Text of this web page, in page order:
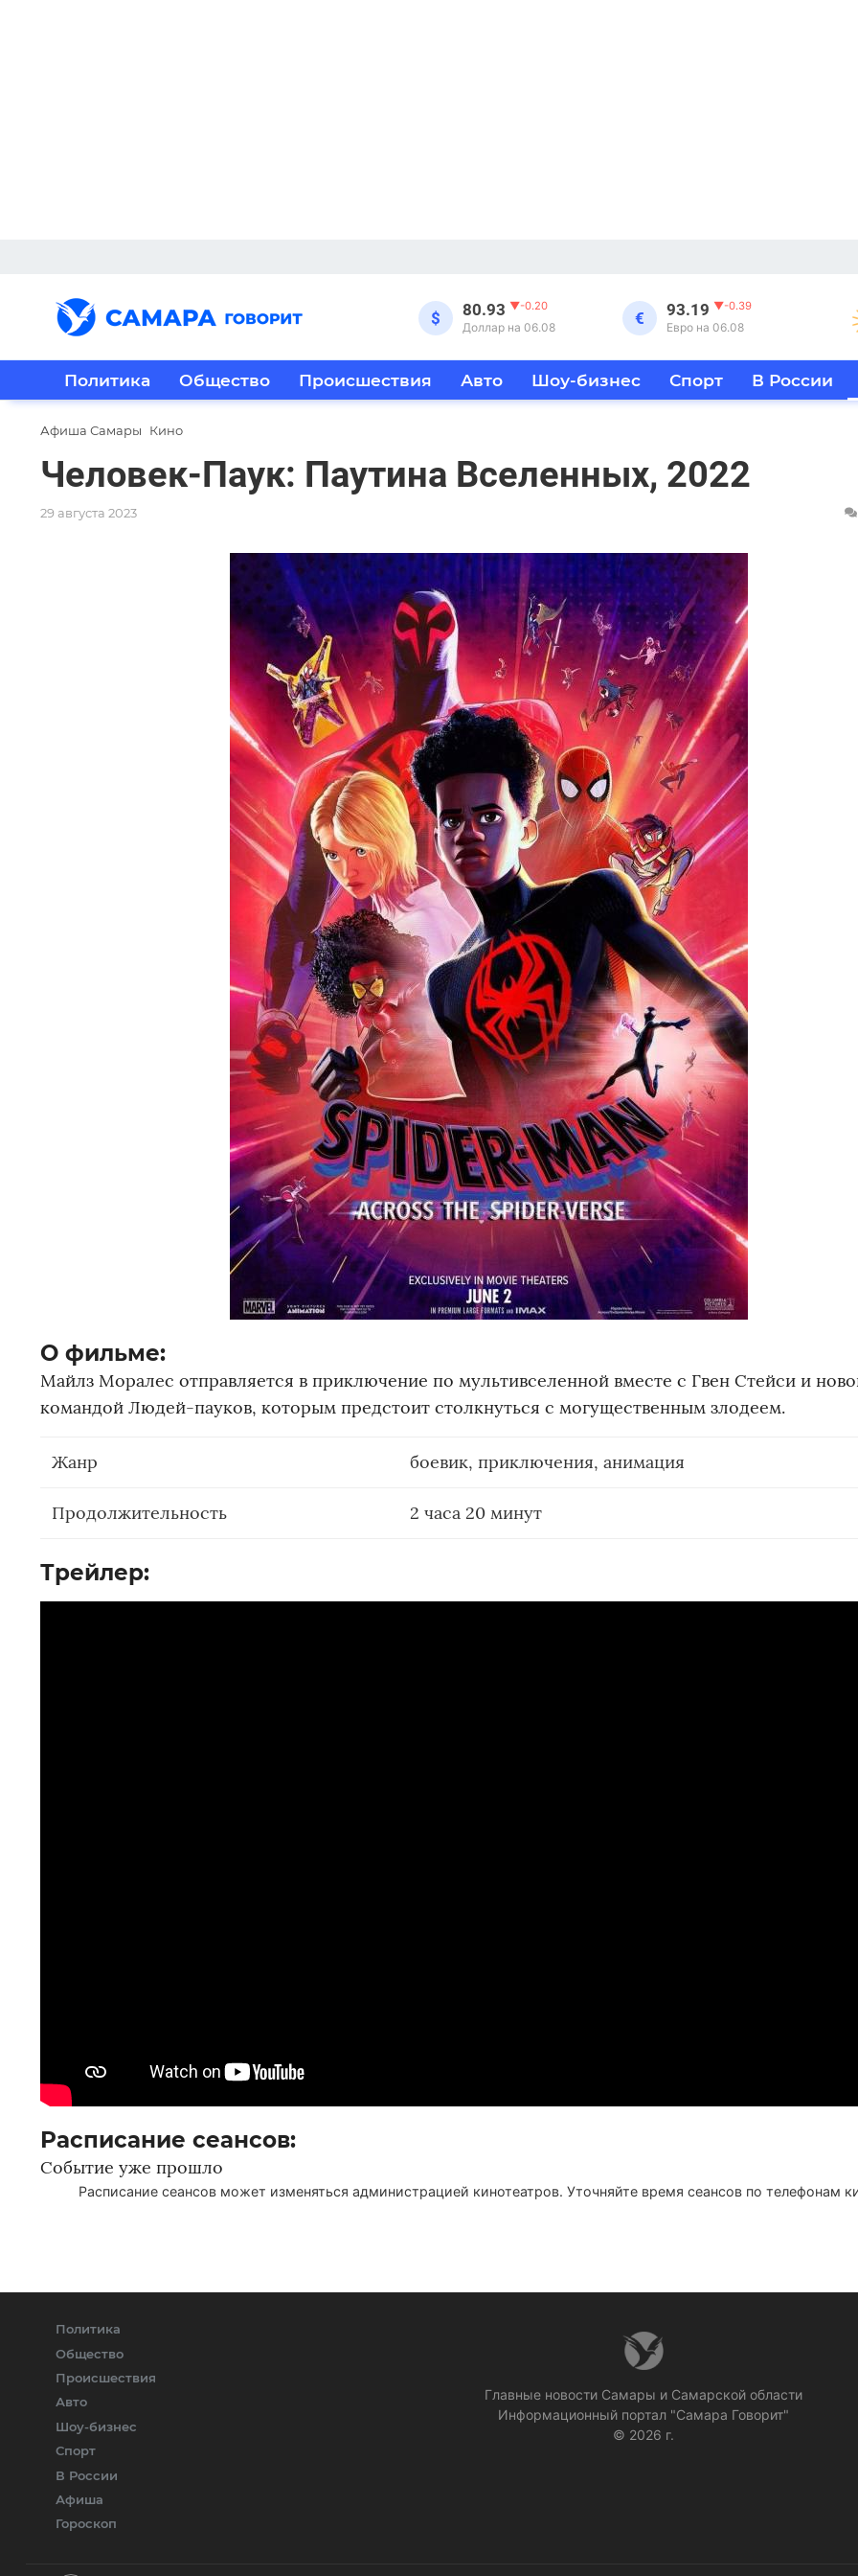
$ 80.93 ▼-0.20
Доллар на 06.08 € 93.19 ▼-0.39
Евро на 06.08
Политика Общество Происшествия Авто Шоу-бизнес Спорт В России
Афиша Самары Кино
Человек-Паук: Паутина Вселенных, 2022
29 августа 2023
О фильме:
Майлз Моралес отправляется в приключение по мультивселенной вместе с Гвен Стейси и
командой Людей-пауков, которым предстоит столкнуться с могущественным злодеем.
Жанр боевик, приключения, анимация
Продолжительность 2 часа 20 минут
Трейлер:
Расписание сеансов:
Событие уже прошло
Расписание сеансов может изменяться администрацией кинотеатров. Уточняйте время сеансов по телефонам
Политика
Общество
Происшествия
Авто
Шоу-бизнес
Спорт
В России
Афиша
Гороскоп
Главные новости Самары и Самарской области
Информационный портал "Самара Говорит"
© 2026 г.